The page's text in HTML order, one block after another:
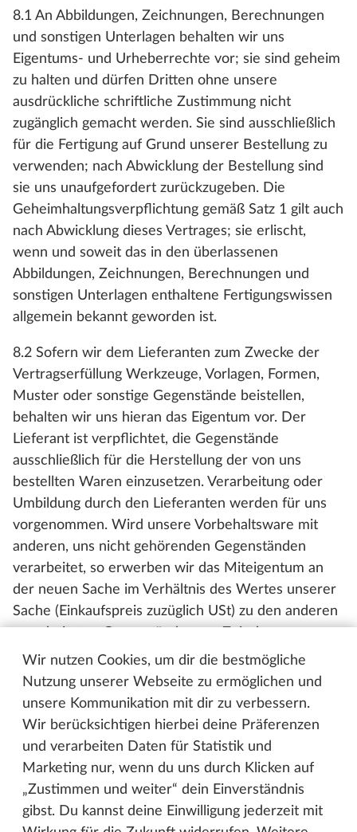
Wir nutzen Cookies, um dir die bestmögliche
Nutzung unserer Webseite zu ermöglichen und
unsere Kommunikation mit dir zu verbessern.
Wir berücksichtigen hierbei deine Präferenzen
und verarbeiten Daten für Statistik und
Marketing nur, wenn du uns durch Klicken auf
„Zustimmen und weiter“ dein Einverständnis
gibst. Du kannst deine Einwilligung jederzeit mit
8.1 An Abbildungen, Zeichnungen, Berechnungen
und sonstigen Unterlagen behalten wir uns
Eigentums- und Urheberrechte vor; sie sind geheim
zu halten und dürfen Dritten ohne unsere
ausdrückliche schriftliche Zustimmung nicht
zugänglich gemacht werden. Sie sind ausschließlich
für die Fertigung auf Grund unserer Bestellung zu
verwenden; nach Abwicklung der Bestellung sind
sie uns unaufgefordert zurückzugeben. Die
Geheimhaltungsverpflichtung gemäß Satz 1 gilt auch
nach Abwicklung dieses Vertrages; sie erlischt,
wenn und soweit das in den überlassenen
Abbildungen, Zeichnungen, Berechnungen und
sonstigen Unterlagen enthaltene Fertigungswissen
allgemein bekannt geworden ist.
8.2 Sofern wir dem Lieferanten zum Zwecke der
Vertragserfüllung Werkzeuge, Vorlagen, Formen,
Muster oder sonstige Gegenstände beistellen,
behalten wir uns hieran das Eigentum vor. Der
Lieferant ist verpflichtet, die Gegenstände
ausschließlich für die Herstellung der von uns
bestellten Waren einzusetzen. Verarbeitung oder
Umbildung durch den Lieferanten werden für uns
vorgenommen. Wird unsere Vorbehaltsware mit
anderen, uns nicht gehörenden Gegenständen
verarbeitet, so erwerben wir das Miteigentum an
der neuen Sache im Verhältnis des Wertes unserer
Sache (Einkaufspreis zuzüglich USt) zu den anderen
Verarbeitung.
8.3 Wird die von uns beigestellte Sache mit
anderen, uns nicht gehörenden Gegenständen
untrennbar vermischt, so erwerben wir das
Miteigentum an der neuen Sache im Verhältnis des
Wertes der Vorbehaltssache (Einkaufspreis
zuzüglich USt) zu den anderen vermischten
Gegenständen zum Zeitpunkt der Vermischung.